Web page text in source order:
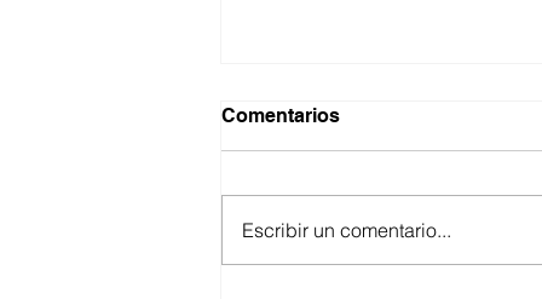
Comentarios
Escribir un comentario...